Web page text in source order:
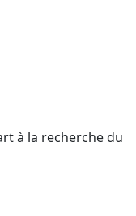
à la recherche du